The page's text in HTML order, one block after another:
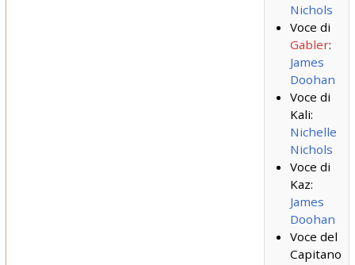
Nichols
Voce di
Gabler:
James
Doohan
Voce di
Kali:
Nichelle
Nichols
Voce di
Kaz:
James
Doohan
Voce del
Capitano